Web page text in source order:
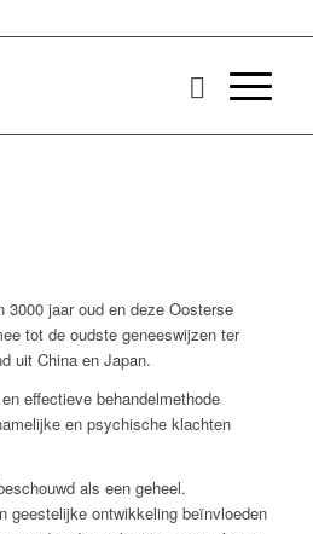
3000 jaar oud en deze Oosterse
tot de oudste geneeswijzen ter
uit China en Japan.
effectieve behandelmethode
en psychische klachten
als een geheel.
geestelijke ontwikkeling beïnvloeden